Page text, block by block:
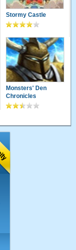
Stormy Castle
Monsters' Den
Chronicles